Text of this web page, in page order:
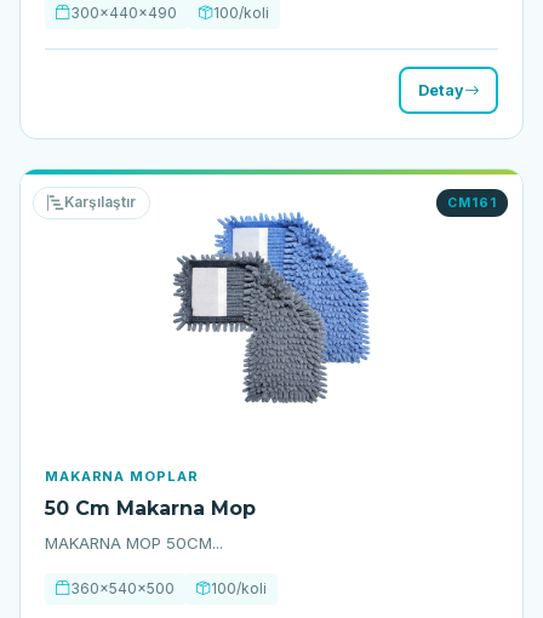
300x440x490 100/koli
Detay
CM161
Karşılaştır
MAKARNA MOPLAR
50 Cm Makarna Mop
MAKARNA MOP 50CM...
360x540x500 100/koli